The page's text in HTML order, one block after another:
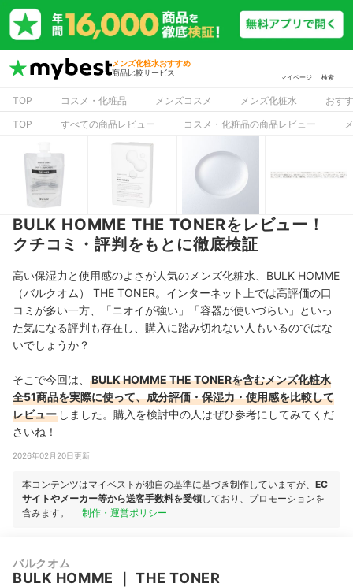
メンズ化粧水おすすめ
商品比較サービス
マイページ 検索
TOP コスメ・化粧品 メンズコスメ メンズ化粧水
おす
TOP
すべての商品レビュー コスメ・化粧品の商品レビュー
BULK HOMME THE TONERをレビュー！
クチコミ・評判をもとに徹底検証
高い保湿力と使用感のよさが人気のメンズ化粧水、BULK HOMME
（バルクオム）
THE TONER。インターネット上では高評価の口
コミが多い一方、「ニオイが強い」「容器が使いづらい」といっ
た気になる評判も存在し、購入に踏み切れない人もいるのではな
いでしょうか？
そこで今回は、
BULK HOMME THE TONERを含むメンズ化粧水
全51商品を実際に使って、成分評価・保湿力・使用感を比較して
レビュー しました。購入を検討中の人はぜひ参考にしてみてくだ
さいね！
2026年02月20日更新
本コンテンツはマイベストが独自の基準に基づき制作していますが、 EC
サイトやメーカー等から送客手数料を受領しており、プロモーションを
含みます。
制作・運営ポリシー
バルクオム
BULK HOMME ｜THE TONER